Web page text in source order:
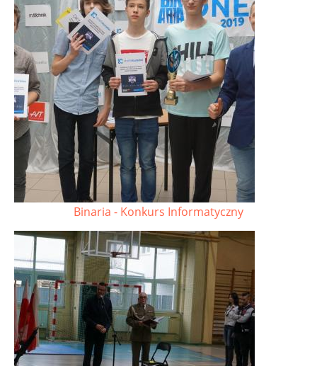
Binaria - Konkurs Informatyczny